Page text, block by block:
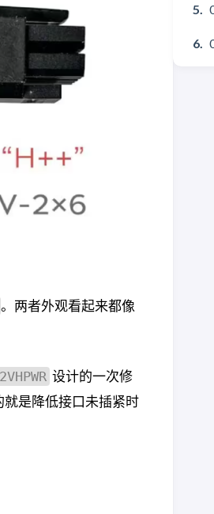
。两者外观看起来都像
设计的一次修
是降低接口未插紧时